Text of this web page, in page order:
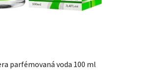
parfémovaná voda 100 ml